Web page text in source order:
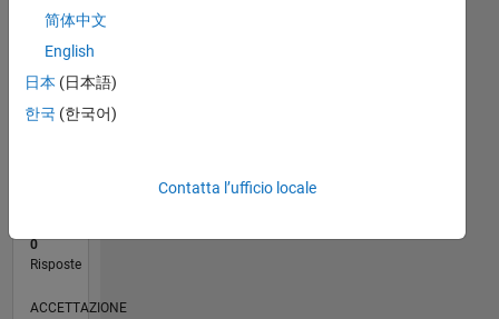
RANK
302.031
REPUTAZIONE
0
Risposte
ACCETTAZIONE
简体中文
English
日本 (日本語)
한국 (한국어)
Contatta l’ufficio locale